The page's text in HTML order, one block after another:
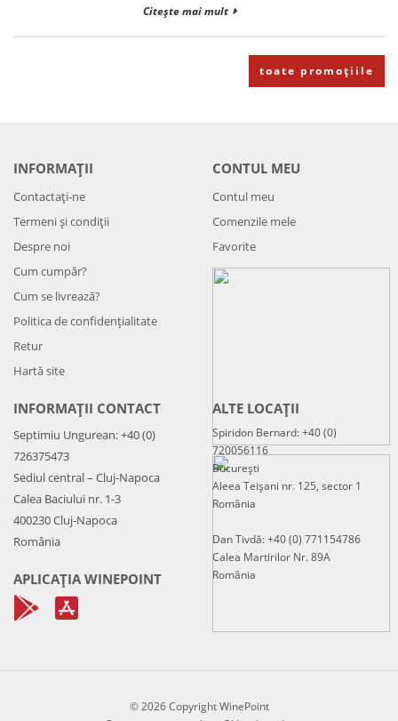
Citește mai mult
toate promoțiile
INFORMAȚII
Contactați-ne
Termeni și condiții
Despre noi
Cum cumpăr?
Cum se livrează?
Politica de confidenţialitate
Retur
Hartă site
CONTUL MEU
Contul meu
Comenzile mele
Favorite
INFORMAȚII CONTACT
Septimiu Ungurean: +40 (0)
726375473
Sediul central – Cluj-Napoca
Calea Baciului nr. 1-3
400230 Cluj-Napoca
România
APLICAȚIA WINEPOINT
ALTE LOCAȚII
Spiridon Bernard: +40 (0)
720056116
București
Aleea Teișani nr. 125, sector 1
România
Dan Tivdă: +40 (0) 771154786
Calea Martirilor Nr. 89A
România
© 2026 Copyright WinePoint